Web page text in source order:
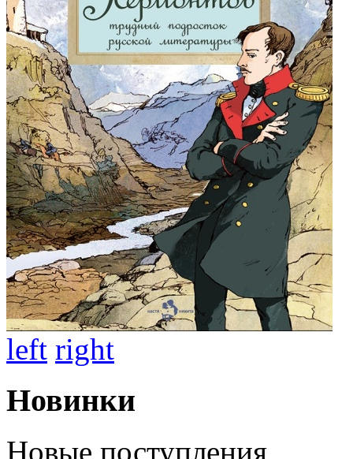
left right
Новинки
Новые поступления